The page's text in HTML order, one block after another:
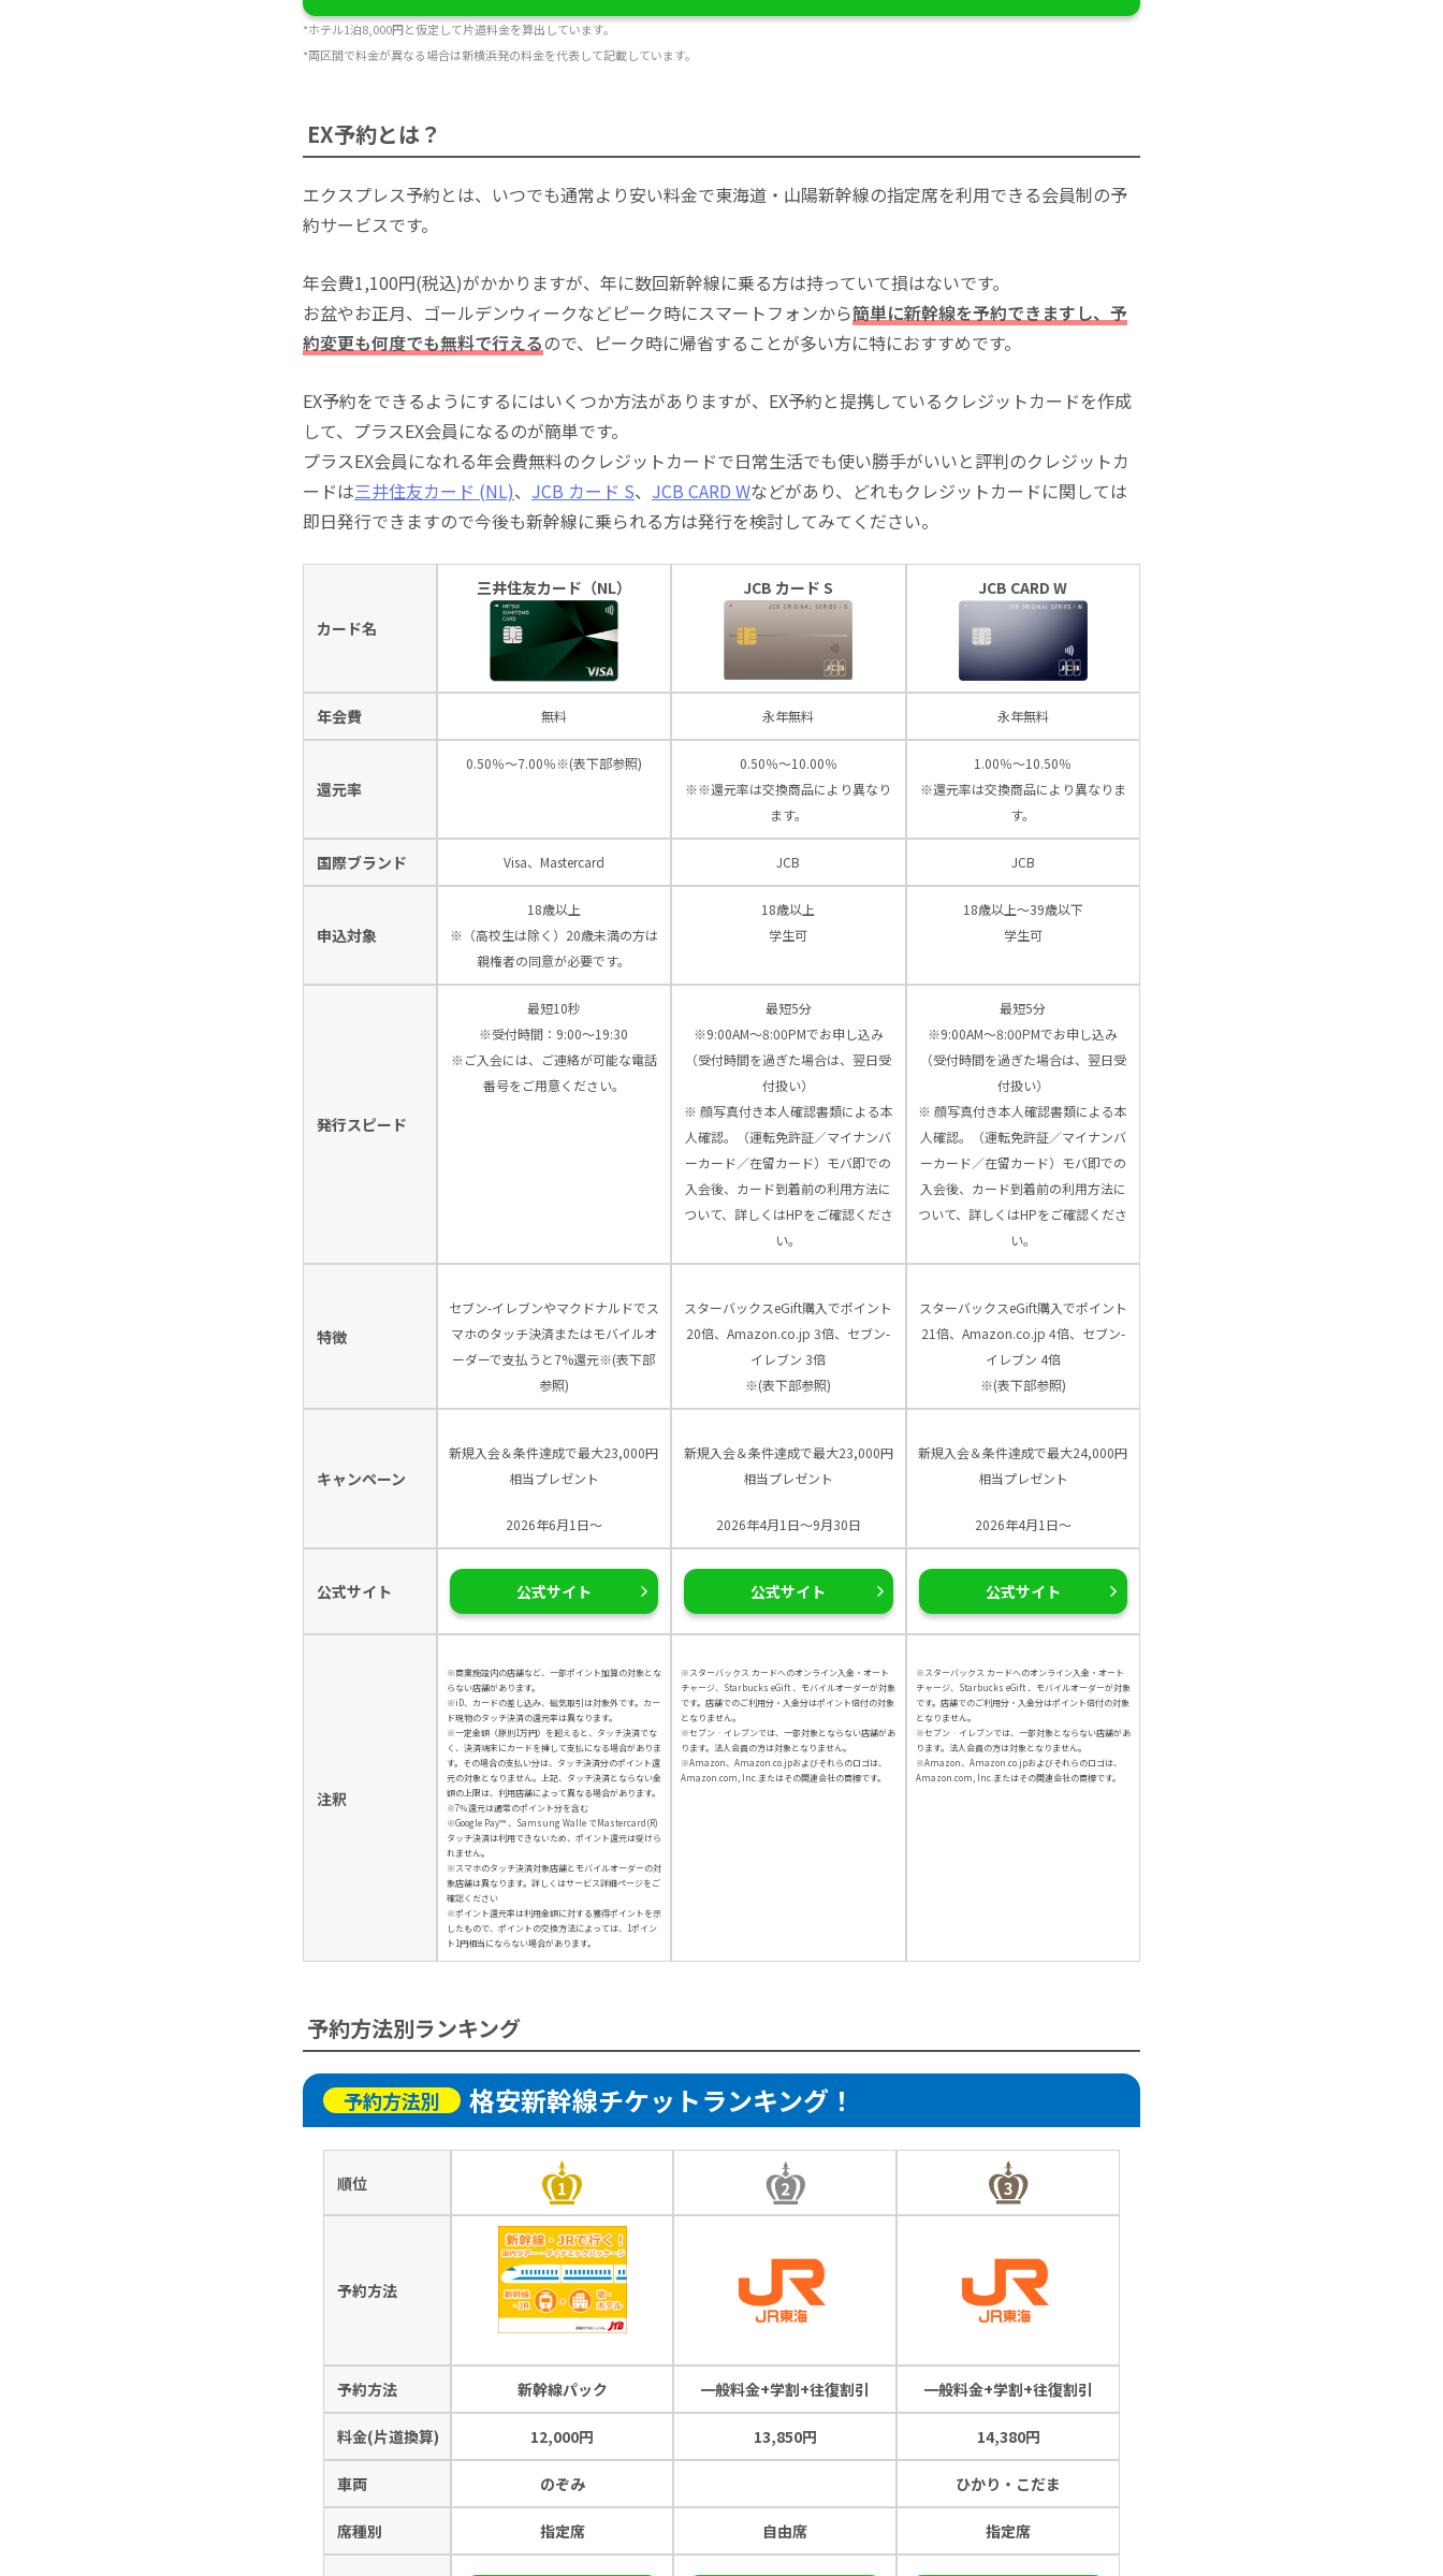
*ホテル1泊8,000円と仮定して片道料金を算出しています。
*両区間で料金が異なる場合は新横浜発の料金を代表して記載しています。
EX予約とは？
エクスプレス予約とは、いつでも通常より安い料金で東海道・山陽新幹線の指定席を利用できる会員制の予
約サービスです。
年会費1,100円(税込)がかかりますが、年に数回新幹線に乗る方は持っていて損はないです。
お盆やお正月、ゴールデンウィークなどピーク時にスマートフォンから簡単に新幹線を予約できますし、予
約変更も何度でも無料で行えるので、ピーク時に帰省することが多い方に特におすすめです。
EX予約をできるようにするにはいくつか方法がありますが、EX予約と提携しているクレジットカードを作成
して、プラスEX会員になるのが簡単です。
プラスEX会員になれる年会費無料のクレジットカードで日常生活でも使い勝手がいいと評判のクレジットカ
ードは三井住友カード (NL)、 JCB カード S、 JCB CARD Wなどがあり、どれもクレジットカードに関しては
即日発行できますので今後も新幹線に乗られる方は発行を検討してみてください。
カード名
三井住友カード（NL） JCB カード S JCB CARD W
年会費 無料 永年無料 永年無料
還元率
0.50％～7.00％※(表下部参照)
0.50％～10.00％
※※還元率は交換商品により異なり
ます。
1.00％～10.50％
※還元率は交換商品により異なりま
す。
国際ブランド Visa、Mastercard JCB JCB
申込対象
18歳以上
※（高校生は除く）20歳未満の方は
親権者の同意が必要です。
18歳以上
学生可
18歳以上～39歳以下
学生可
発行スピード
最短10秒
※受付時間：9:00〜19:30
※ご入会には、ご連絡が可能な電話
番号をご用意ください。
最短5分
※9:00AM～8:00PMでお申し込み
（受付時間を過ぎた場合は、翌日受
付扱い）
※ 顔写真付き本人確認書類による本
人確認。（運転免許証／マイナンバ
ーカード／在留カード）モバ即での
入会後、カード到着前の利用方法に
ついて、詳しくはHPをご確認くださ
い。
最短5分
※9:00AM～8:00PMでお申し込み
（受付時間を過ぎた場合は、翌日受
付扱い）
※ 顔写真付き本人確認書類による本
人確認。（運転免許証／マイナンバ
ーカード／在留カード）モバ即での
入会後、カード到着前の利用方法に
ついて、詳しくはHPをご確認くださ
い。
特徴
セブン-イレブンやマクドナルドでス
マホのタッチ決済またはモバイルオ
ーダーで支払うと7%還元※(表下部
参照)
スターバックスeGift購入でポイント
20倍、Amazon.co.jp 3倍、セブン-
イレブン 3倍
※(表下部参照)
スターバックスeGift購入でポイント
21倍、Amazon.co.jp 4倍、セブン-
イレブン 4倍
※(表下部参照)
キャンペーン
新規入会＆条件達成で最大23,000円
相当プレゼント
2026年6月1日～
新規入会＆条件達成で最大23,000円
相当プレゼント
2026年4月1日～9月30日
新規入会＆条件達成で最大24,000円
相当プレゼント
2026年4月1日～
公式サイト 公式サイト 公式サイト 公式サイト
注釈
※商業施設内の店舗など、一部ポイント加算の対象とな
らない店舗があります。
※iD、カードの差し込み、磁気取引は対象外です。カー
ド現物のタッチ決済の還元率は異なります。
※一定金額（原則1万円）を超えると、タッチ決済でな
く、決済端末にカードを挿して支払になる場合がありま
す。その場合の支払い分は、タッチ決済分のポイント還
元の対象となりません。上記、タッチ決済とならない金
額の上限は、利用店舗によって異なる場合があります。
※7％還元は通常のポイント分を含む
※Google Pay™ 、Samsung Walle でMastercard(R)
タッチ決済は利用できないため、ポイント還元は受けら
れません。
※スマホのタッチ決済対象店舗とモバイルオーダーの対
象店舗は異なります。詳しくはサービス詳細ページをご
確認ください
※ポイント還元率は利用金額に対する獲得ポイントを示
したもので、ポイントの交換方法によっては、1ポイン
ト1円相当にならない場合があります。
※スターバックス カードへのオンライン入金・オート
チャージ、Starbucks eGift 、モバイルオーダーが対象
です。店舗でのご利用分・入金分はポイント倍付の対象
となりません。
※セブン‐イレブンでは、一部対象とならない店舗があ
ります。法人会員の方は対象となりません。
※Amazon、Amazon.co.jpおよびそれらのロゴは、
Amazon.com, Inc.またはその関連会社の商標です。
※スターバックス カードへのオンライン入金・オート
チャージ、Starbucks eGift 、モバイルオーダーが対象
です。店舗でのご利用分・入金分はポイント倍付の対象
となりません。
※セブン‐イレブンでは、一部対象とならない店舗があ
ります。法人会員の方は対象となりません。
※Amazon、Amazon.co.jpおよびそれらのロゴは、
Amazon.com, Inc.またはその関連会社の商標です。
予約方法別ランキング
予約方法別 格安新幹線チケットランキング！
順位
予約方法
予約方法 新幹線パック 一般料金+学割+往復割引 一般料金+学割+往復割引
料金(片道換算) 12,000円 13,850円 14,380円
車両 のぞみ ひかり・こだま
席種別 指定席 自由席 指定席